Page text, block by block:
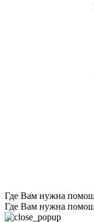
Где Вам нужна
Где Вам нужна